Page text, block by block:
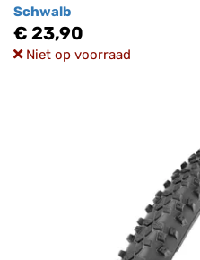
Schwalb
€ 23,90
Niet op voorraad